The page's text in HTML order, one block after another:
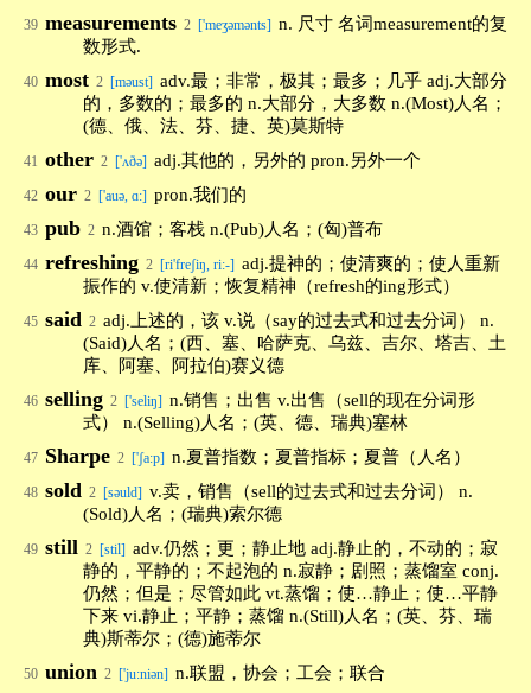
39 measurements 2 ['meʒəmənts] n. 尺寸 名词measurement的复
数形式.
40 most 2 [məust] adv.最；非常，极其；最多；几乎 adj.大部分
的，多数的；最多的 n.大部分，大多数 n.(Most)人名；
(德、俄、法、芬、捷、英)莫斯特
41 other 2 ['ʌðə] adj.其他的，另外的 pron.另外一个
42 our 2 ['auə, ɑ:] pron.我们的
43 pub 2 n.酒馆；客栈 n.(Pub)人名；(匈)普布
44 refreshing 2 [ri'freʃiŋ, ri:-] adj.提神的；使清爽的；使人重新
振作的 v.使清新；恢复精神（refresh的ing形式）
45 said 2 adj.上述的，该 v.说（say的过去式和过去分词） n.
(Said)人名；(西、塞、哈萨克、乌兹、吉尔、塔吉、土
库、阿塞、阿拉伯)赛义德
46 selling 2 ['seliŋ] n.销售；出售 v.出售（sell的现在分词形
式） n.(Selling)人名；(英、德、瑞典)塞林
47 Sharpe 2 ['ʃa:p] n.夏普指数；夏普指标；夏普（人名）
48 sold 2 [səuld] v.卖，销售（sell的过去式和过去分词） n.
(Sold)人名；(瑞典)索尔德
49 still 2 [stil] adv.仍然；更；静止地 adj.静止的，不动的；寂
静的，平静的；不起泡的 n.寂静；剧照；蒸馏室 conj.
仍然；但是；尽管如此 vt.蒸馏；使…静止；使…平静
下来 vi.静止；平静；蒸馏 n.(Still)人名；(英、芬、瑞
典)斯蒂尔；(德)施蒂尔
50 union 2 ['ju:niən] n.联盟，协会；工会；联合